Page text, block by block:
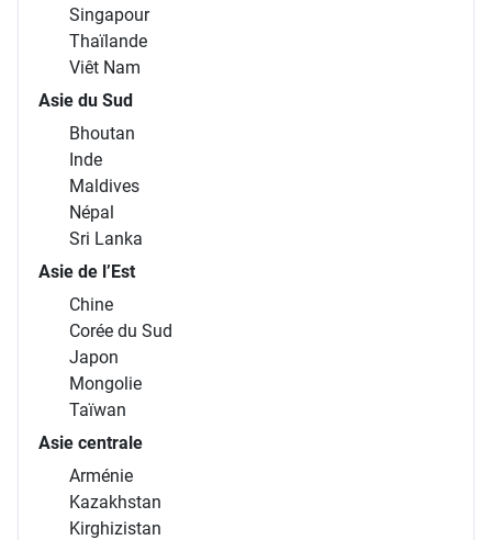
Singapour
Thaïlande
Viêt Nam
Asie du Sud
Bhoutan
Inde
Maldives
Népal
Sri Lanka
Asie de l’Est
Chine
Corée du Sud
Japon
Mongolie
Taïwan
Asie centrale
Arménie
Kazakhstan
Kirghizistan